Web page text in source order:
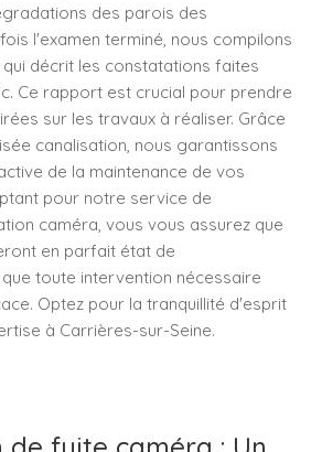
des parois des
l'examen terminé, nous compilons
décrit les constatations faites
Ce rapport est crucial pour prendre
sur les travaux à réaliser. Grâce
canalisation, nous garantissons
de la maintenance de vos
pour notre service de
caméra, vous vous assurez que
en parfait état de
toute intervention nécessaire
Optez pour la tranquillité d'esprit
à Carrières-sur-Seine.